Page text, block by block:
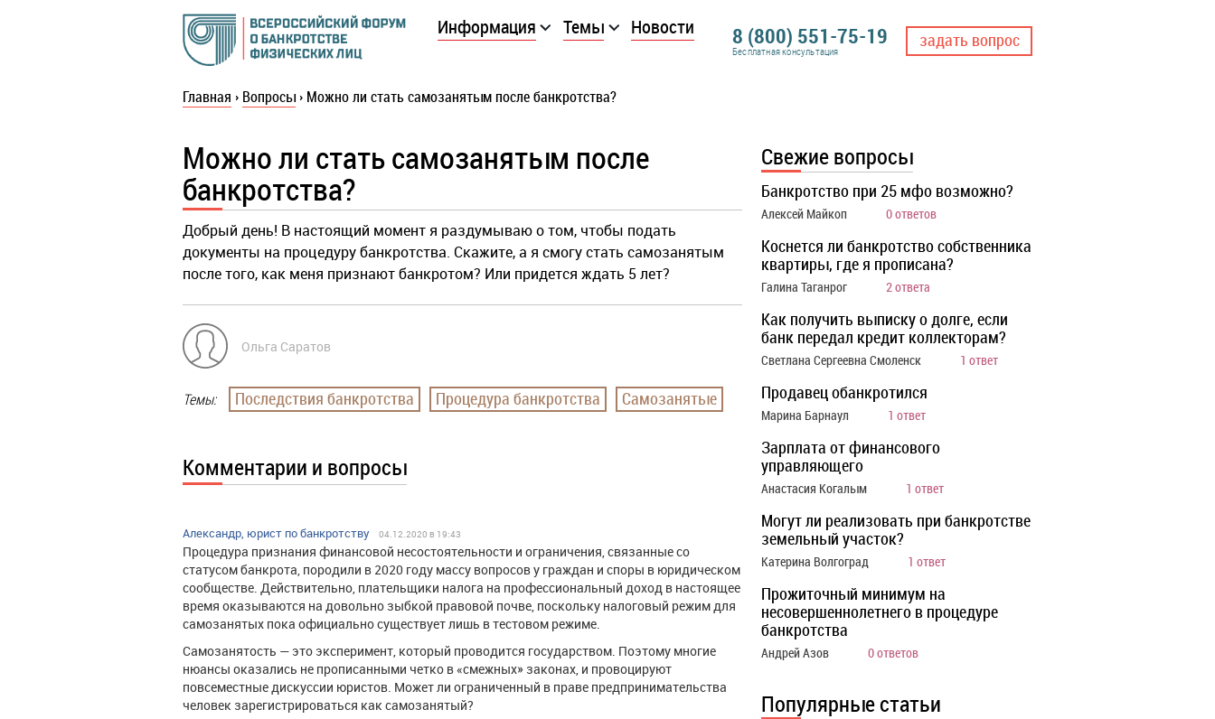
Информация Темы Новости 8 (800) 551-75-19
Бесплатная консультация
задать вопрос
Главная › Вопросы › Можно ли стать самозанятым после банкротства?
Можно ли стать самозанятым после
банкротства?
Добрый день! В настоящий момент я раздумываю о том, чтобы подать
документы на процедуру банкротства. Скажите, а я смогу стать самозанятым
после того, как меня признают банкротом? Или придется ждать 5 лет?
Ольга Саратов
Темы: Последствия банкротства Процедура банкротства Самозанятые
Комментарии и вопросы
Александр, юрист по банкротству 04.12.2020 в 19:43
Процедура признания финансовой несостоятельности и ограничения, связанные со
статусом банкрота, породили в 2020 году массу вопросов у граждан и споры в юридическом
сообществе. Действительно, плательщики налога на профессиональный доход в настоящее
время оказываются на довольно зыбкой правовой почве, поскольку налоговый режим для
самозанятых пока официально существует лишь в тестовом режиме.
Самозанятость — это эксперимент, который проводится государством. Поэтому многие
нюансы оказались не прописанными четко в «смежных» законах, и провоцируют
повсеместные дискуссии юристов. Может ли ограниченный в праве предпринимательства
человек зарегистрироваться как самозанятый?
Свежие вопросы
Банкротство при 25 мфо возможно?
Алексей Майкоп 0 ответов
Коснется ли банкротство собственника
квартиры, где я прописана?
Галина Таганрог 2 ответа
Как получить выписку о долге, если
банк передал кредит коллекторам?
Светлана Сергеевна Смоленск 1 ответ
Продавец обанкротился
Марина Барнаул 1 ответ
Зарплата от финансового
управляющего
Анастасия Когалым 1 ответ
Могут ли реализовать при банкротстве
земельный участок?
Катерина Волгоград 1 ответ
Прожиточный минимум на
несовершеннолетнего в процедуре
банкротства
Андрей Азов 0 ответов
Популярные статьи